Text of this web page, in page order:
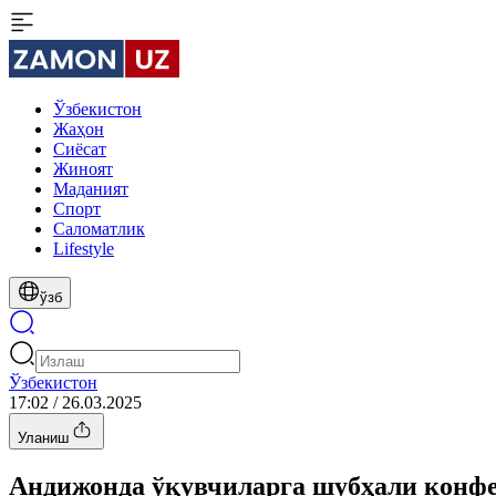
Ўзбекистон
Жаҳон
Сиёсат
Жиноят
Маданият
Спорт
Cаломатлик
Lifestyle
ўзб
Ўзбекистон
17:02 / 26.03.2025
Уланиш
Андижонда ўқувчиларга шубҳали